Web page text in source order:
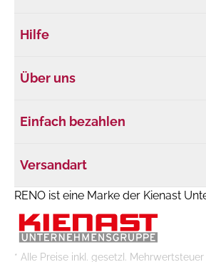
Hilfe
Über uns
Einfach bezahlen
Versandart
RENO ist eine Marke der Kienast
* Alle Preise inkl. gesetzl.